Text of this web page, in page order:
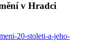
v Hradci
20-stoleti-a-jeho-